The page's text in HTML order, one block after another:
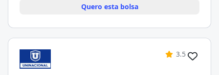
Quero esta bolsa
3.5